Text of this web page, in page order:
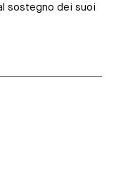
sostegno dei suoi